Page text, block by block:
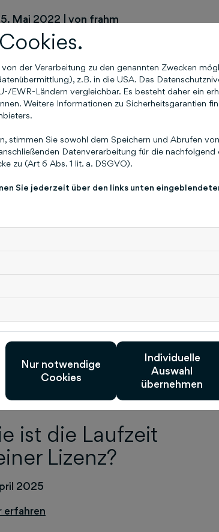
Mai 2022 von frahm
zu unseren Produkten findest du
alt.schluetersche.de/marketing/
unseren Social-Media-KanälenFacebook,
melde dich telefonisch bei uns unter
Mail anservices@schluetersche.de
kannst du einen passenden
Terminbuchungs-Tool
ist die Laufzeit
Lizenz?
2025
der Verarbeitung zu den genannten Zwecken
z.B. in die USA. Das
EWR-Ländern vergleichbar. Es besteht daher ein
Weitere Informationen zu Sicherheitsgarantien
stimmen Sie sowohl dem Speichern und Abrufen
Datenverarbeitung für die
zu (Art 6 Abs. 1 lit. a. DSGVO).
Sie jederzeit über den links unten
Nur notwendige
Cookies
Individuelle
Auswahl
übernehmen